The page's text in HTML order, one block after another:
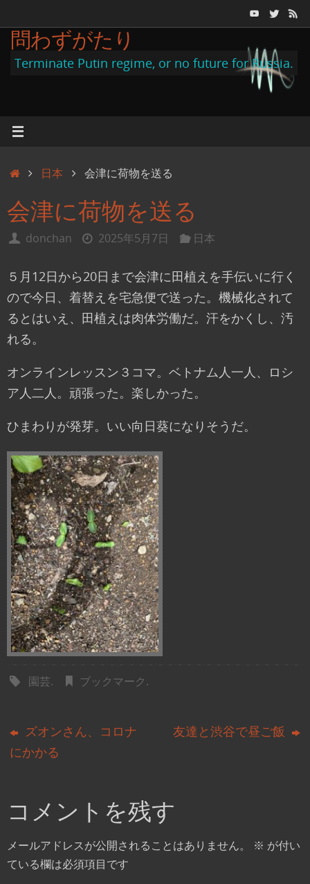
ン
ッ
問わずがたり
Terminate Putin regime, or no future for Russia.
ホ
ム
日本 会津に荷物を送る
会津に荷物を送る
donchan 2025年5月7日 日本
５月12日から20日まで会津に田植えを手伝いに行く
ので今日、着替えを宅急便で送った。機械化されて
るとはいえ、田植えは肉体労働だ。汗をかくし、汚
れる。
オンラインレッスン３コマ。ベトナム人一人、ロシ
ア人二人。頑張った。楽しかった。
ひまわりが発芽。いい向日葵になりそうだ。
園芸. ブックマーク.
ズオンさん、コロナ
にかかる
友達と渋谷で昼ご飯
コメントを残す
メールアドレスが公開されることはありません。 ※ が付い
ている欄は必須項目です